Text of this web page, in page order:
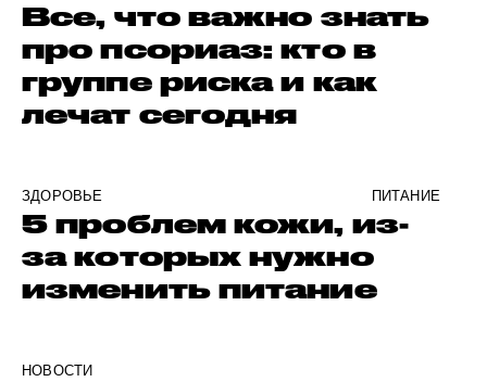
Все, что важно знать
про псориаз: кто в
группе риска и как
лечат сегодня
ЗДОРОВЬЕ ПИТАНИЕ
5 проблем кожи, из-
за которых нужно
изменить питание
НОВОСТИ